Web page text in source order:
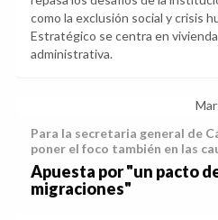
como la exclusión social y crisis
Estratégico se centra en
administrativa.
Para la secretaria general de
poner el foco también en las
Apuesta por "un pacto
migraciones"